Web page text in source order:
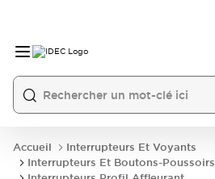
Accueil
Interrupteurs Et Voyants
Interrupteurs Et Boutons-Poussoirs